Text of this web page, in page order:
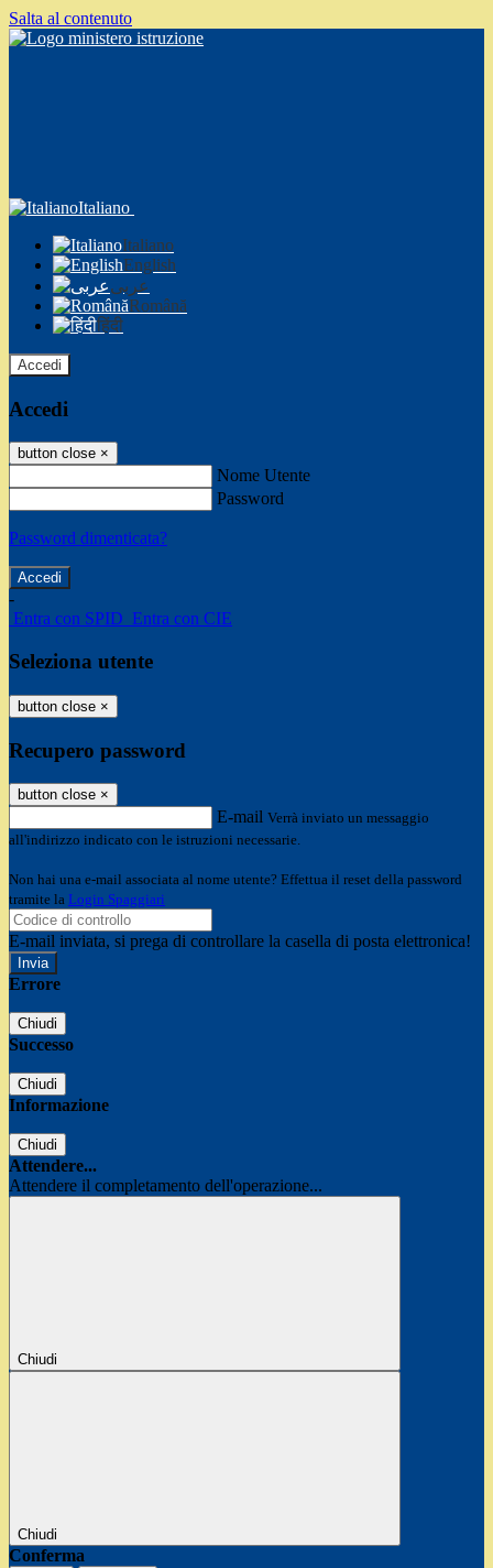
Salta al contenuto
Italiano
Italiano
English
عربى
Română
हिंदी
Accedi
Accedi
button close ×
Nome Utente
Password
Password dimenticata?
-
Entra con SPID Entra con CIE
Seleziona utente
button close ×
Recupero password
button close ×
E-mail Verrà inviato un messaggio
all'indirizzo indicato con le istruzioni necessarie.
Non hai una e-mail associata al nome utente? Effettua il reset della password
tramite la Login Spaggiari
E-mail inviata, si prega di controllare la casella di posta elettronica!
Errore
Chiudi
Successo
Chiudi
Informazione
Chiudi
Attendere...
Attendere il completamento dell'operazione...
Chiudi
Chiudi
Conferma